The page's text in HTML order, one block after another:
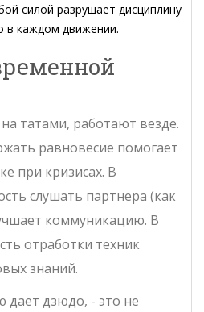
силой разрушает дисциплину
в каждом движении.
татами, работают везде.
равновесие помогает
при кризисах. В
слушать партнера (как
коммуникацию. В
отработки техник
знаний.
дает дзюдо, - это не